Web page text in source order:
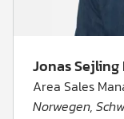
Jonas Sejling
Area Sales
Norwegen,